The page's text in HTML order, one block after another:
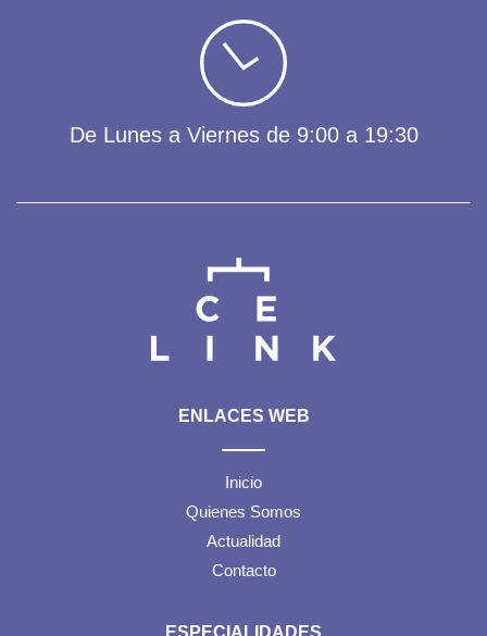
De Lunes a Viernes de 9:00 a 19:30
ENLACES WEB
Inicio
Quienes Somos
Actualidad
Contacto
ESPECIALIDADES